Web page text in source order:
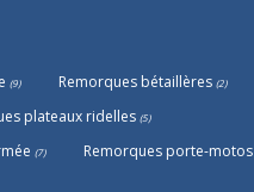
(9) Remorques bétaillères (2)
plateaux ridelles (5)
(7) Remorques porte-motos